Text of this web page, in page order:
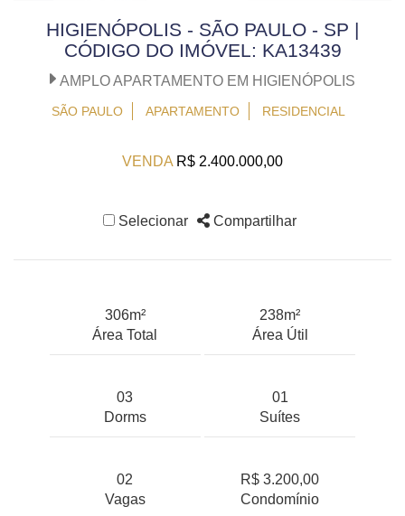
HIGIENÓPOLIS - SÃO PAULO - SP |
CÓDIGO DO IMÓVEL: KA13439
AMPLO APARTAMENTO EM HIGIENÓPOLIS
SÃO PAULO APARTAMENTO RESIDENCIAL
VENDA R$ 2.400.000,00
Selecionar Compartilhar
306m²
Área Total
238m²
Área Útil
03
Dorms
01
Suítes
02
Vagas
R$ 3.200,00
Condomínio